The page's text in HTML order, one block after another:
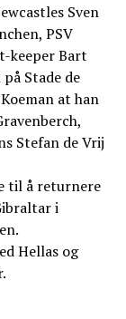
Sven
PSV
keeper Bart
Stade de
at han
Stefan de Vrij
til å returnere
i
Hellas og